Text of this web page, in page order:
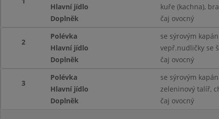
Hlavní jídlo
kuře (kachna),
Doplněk
čaj ovocný
2
Polévka
se sýrovým
Hlavní jídlo
vepř.nudličky se
Doplněk
čaj ovocný
3
Polévka
se sýrovým
Hlavní jídlo
zeleninový talíř,
Doplněk
čaj ovocný